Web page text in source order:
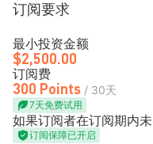
订阅要求
最小投资金额
$2,500.00
订阅费
300 Points / 30天
7天免费试用
如果订阅者在订阅期内
订阅保障已开启